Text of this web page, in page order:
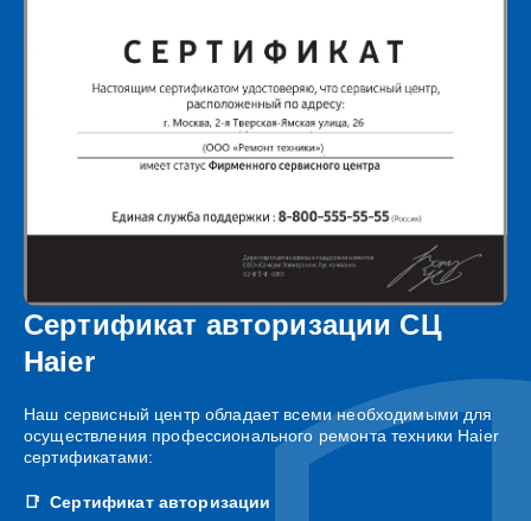
Сертификат авторизации СЦ
Haier
Наш сервисный центр обладает всеми необходимыми для
осуществления профессионального ремонта техники Haier
сертификатами:
Сертификат авторизации